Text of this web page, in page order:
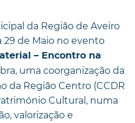
da Região de Aveiro
29 de Maio no evento
– Encontro na
uma coorganização da
da Região Centro (CCDR
Cultural, numa
valorização e